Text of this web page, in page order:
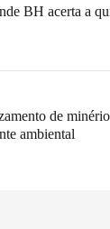
BH acerta a
de
ambiental